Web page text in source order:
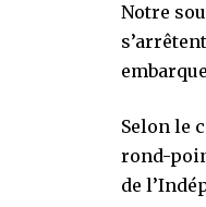
Notre
Selon le
rond-
de